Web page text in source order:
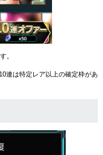
。
連は特定レア以上の確定枠があ